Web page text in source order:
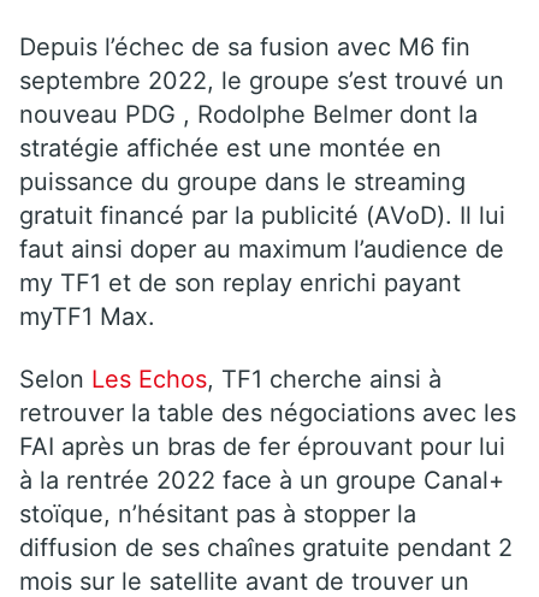
Depuis l’échec de sa fusion avec M6 fin
septembre 2022, le groupe s’est trouvé un
nouveau PDG , Rodolphe Belmer dont la
stratégie affichée est une montée en
puissance du groupe dans le streaming
gratuit financé par la publicité (AVoD). Il lui
faut ainsi doper au maximum l’audience de
my TF1 et de son replay enrichi payant
myTF1 Max.
Selon Les Echos, TF1 cherche ainsi à
retrouver la table des négociations avec les
FAI après un bras de fer éprouvant pour lui
à la rentrée 2022 face à un groupe Canal+
stoïque, n’hésitant pas à stopper la
diffusion de ses chaînes gratuite pendant 2
mois sur le satellite avant de trouver un